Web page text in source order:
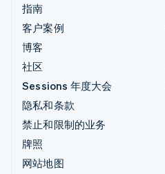
指南
客户案例
博客
社区
Sessions 年度大会
隐私和条款
禁止和限制的业务
牌照
网站地图